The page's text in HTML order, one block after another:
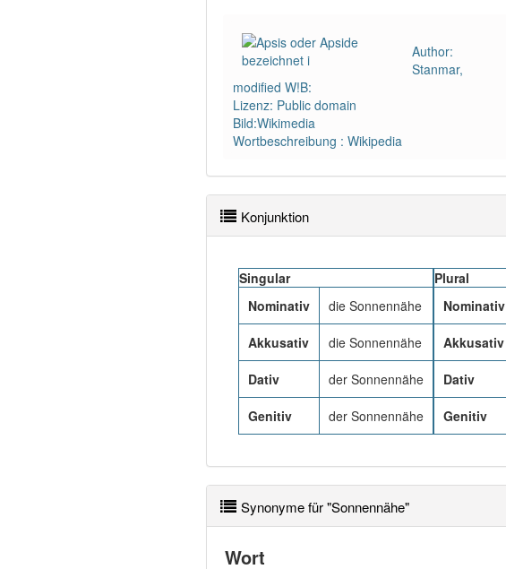
Author:
Stanmar,
modified W!B:
Lizenz: Public domain
Bild:Wikimedia
Wortbeschreibung : Wikipedia
Konjunktion
Singular
Nominativ
die Sonnennähe
Akkusativ die Sonnennähe
Dativ der Sonnennähe
Genitiv der Sonnennähe
Plural
Nominativ
Akkusativ
Dativ
Genitiv
Synonyme für "Sonnennähe"
Wort